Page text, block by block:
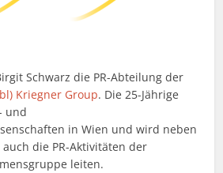
Schwarz die PR-Abteilung der
Kriegner Group. Die 25-Jährige
und
in Wien und wird neben
die PR-Aktivitäten der
leiten.